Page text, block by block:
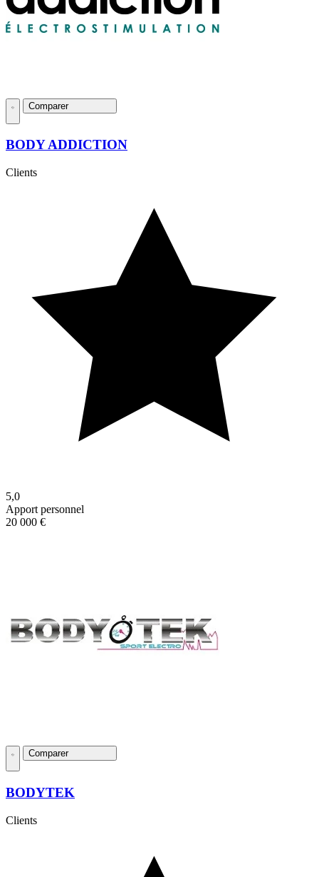
Comparer
BODY ADDICTION
Clients
5,0
Apport personnel
20 000 €
Comparer
BODYTEK
Clients